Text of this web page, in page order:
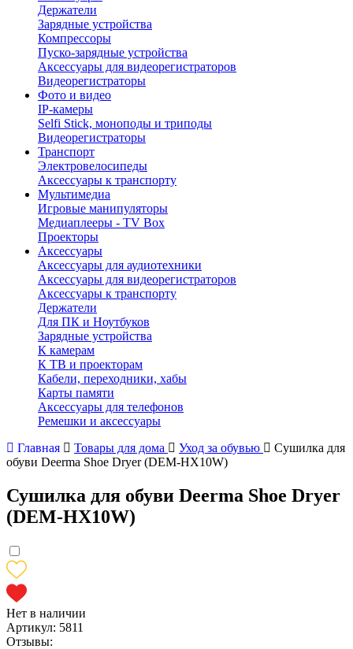
Держатели
Зарядные устройства
Компрессоры
Пуско-зарядные устройства
Аксессуары для видеорегистраторов
Видеорегистраторы
Фото и видео
IP-камеры
Selfi Stick, моноподы и триподы
Видеорегистраторы
Транспорт
Электровелосипеды
Аксессуары к транспорту
Мультимедиа
Игровые манипуляторы
Медиаплееры - TV Box
Проекторы
Аксессуары
Аксессуары для аудиотехники
Аксессуары для видеорегистраторов
Аксессуары к транспорту
Держатели
Для ПК и Ноутбуков
Зарядные устройства
К камерам
К ТВ и проекторам
Кабели, переходники, хабы
Карты памяти
Аксессуары для телефонов
Ремешки и аксессуары
Главная
Товары для дома Уход за обувью
Сушилка для
обуви Deerma Shoe Dryer (DEM-HX10W)
Сушилка для обуви Deerma Shoe Dryer
(DEM-HX10W)
Нет в наличии
Артикул: 5811
Отзывы: